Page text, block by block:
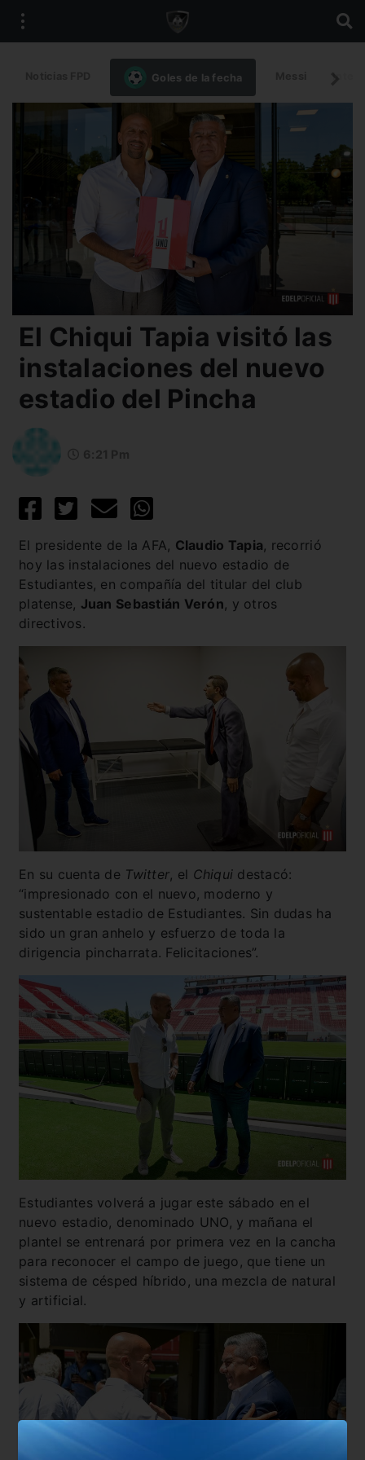
Goles de la fecha
El Chiqui Tapia visitó las
instalaciones del nuevo
estadio del Pincha
El presidente de la AFA, Claudio Tapia, recorrió
hoy las instalaciones del nuevo estadio de
Estudiantes, en compañía del titular del club
platense, Juan Sebastián Verón, y otros
directivos.
En su cuenta de Twitter, el Chiqui destacó:
“impresionado con el nuevo, moderno y
sustentable estadio de Estudiantes. Sin dudas ha
sido un gran anhelo y esfuerzo de toda la
dirigencia pincharrata. Felicitaciones”.
Estudiantes volverá a jugar este sábado en el
nuevo estadio, denominado UNO, y mañana el
plantel se entrenará por primera vez en la cancha
para reconocer el campo de juego, que tiene un
sistema de césped híbrido, una mezcla de natural
y artificial.